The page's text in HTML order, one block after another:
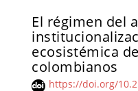
El régimen del
ecosistémica
colombianos
https://doi.org/
Barra lateral